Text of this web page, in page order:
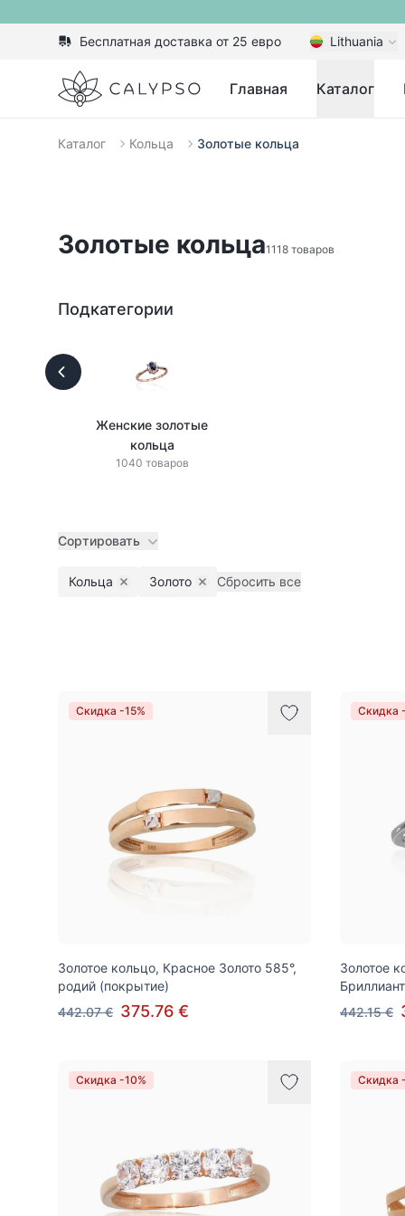
Бесплатная доставка от 25 евро Lithuania
Calypso Главная Каталог
Каталог Кольца Золотые кольца
Золотые кольца1118 товаров
Подкатегории
Женские золотые
кольца
1040 товаров
Сортировать
Кольца Remove filter
Золото Remove filter
Сбросить все
Скидка -15%
Золотое кольцо, Красное Золото 585°,
родий (покрытие)
442.07 € 375.76 €
Скидка
Золотое
442.15 €
Скидка -10% Скидка